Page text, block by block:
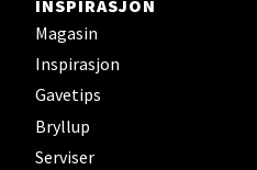
INSPIRASJON
Magasin
Inspirasjon
Gavetips
Bryllup
Serviser
Levanger -